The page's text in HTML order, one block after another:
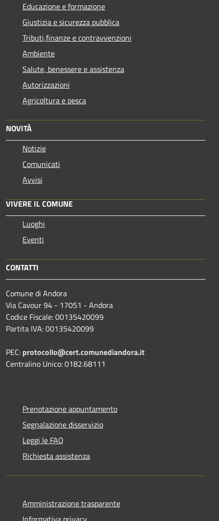
Educazione e formazione
Giustizia e sicurezza pubblica
Tributi,finanze e contravvenzioni
Ambiente
Salute, benessere e assistenza
Autorizzazioni
Agricoltura e pesca
NOVITÀ
Notizie
Comunicati
Avvisi
VIVERE IL COMUNE
Luoghi
Eventi
CONTATTI
Comune di Andora
Via Cavour 94 - 17051 - Andora
Codice Fiscale: 00135420099
Partita IVA: 00135420099
PEC: protocollo@cert.comunediandora.it
Centralino Unico: 0182.68111
Prenotazione appuntamento
Segnalazione disservizio
Leggi le FAQ
Richiesta assistenza
Amministrazione trasparente